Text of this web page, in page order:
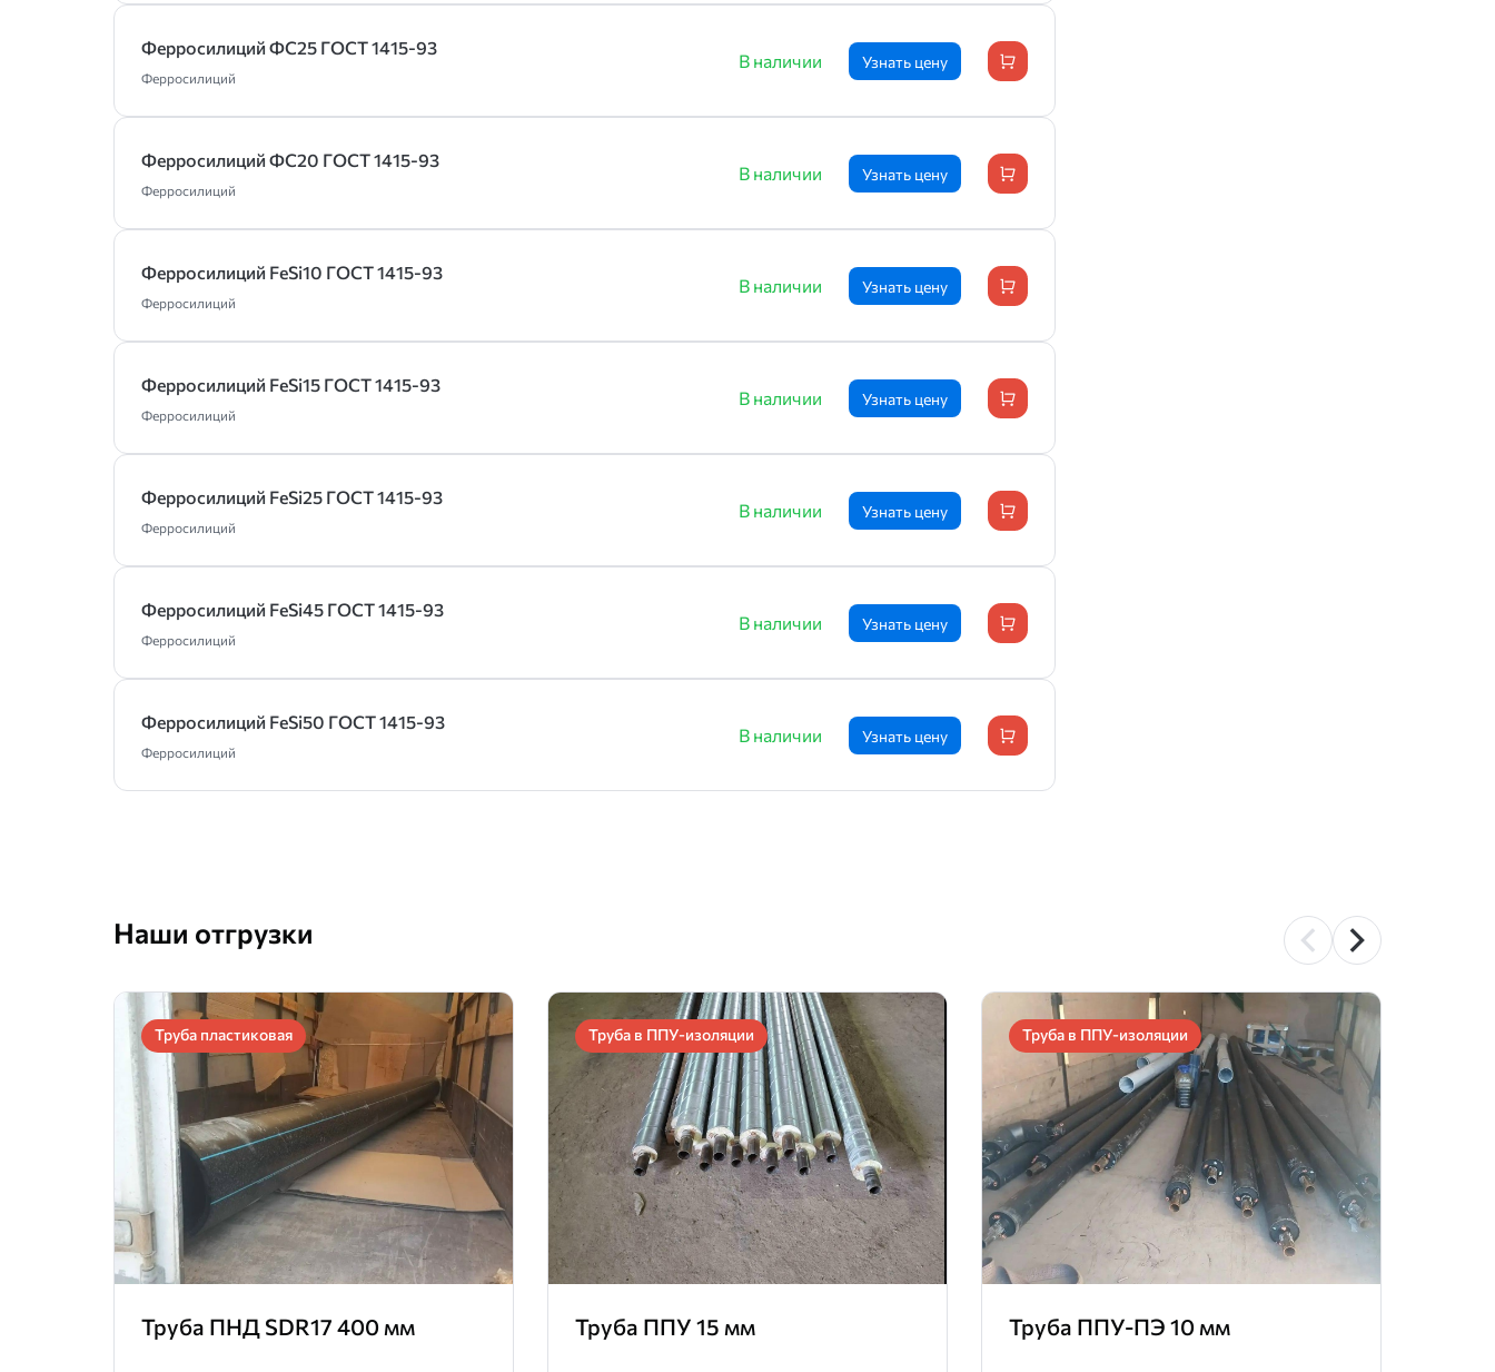
Ферросилиций ФС25 ГОСТ 1415-93
Ферросилиций
В наличии Узнать цену
Ферросилиций ФС20 ГОСТ 1415-93
Ферросилиций
В наличии Узнать цену
Ферросилиций FeSi10 ГОСТ 1415-93
Ферросилиций
В наличии Узнать цену
Ферросилиций FeSi15 ГОСТ 1415-93
Ферросилиций
В наличии Узнать цену
Ферросилиций FeSi25 ГОСТ 1415-93
Ферросилиций
В наличии Узнать цену
Ферросилиций FeSi45 ГОСТ 1415-93
Ферросилиций
В наличии Узнать цену
Ферросилиций FeSi50 ГОСТ 1415-93
Ферросилиций
В наличии Узнать цену
Наши отгрузки
Труба пластиковая
Труба ПНД SDR17 400 мм
Труба в ППУ-изоляции
Труба ППУ 15 мм
Труба в ППУ-изоляции
Труба ППУ-ПЭ 10 мм